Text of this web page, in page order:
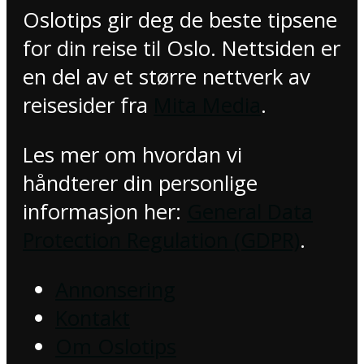
Oslotips gir deg de beste tipsene
for din reise til Oslo. Nettsiden er
en del av et større nettverk av
reisesider fra
.
Les mer om hvordan vi
håndterer din personlige
informasjon her:
.